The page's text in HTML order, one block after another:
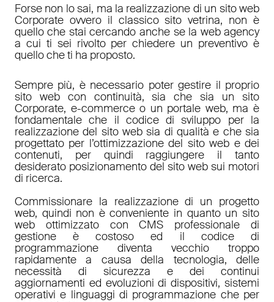
Forse non lo sai, ma la realizzazione di un sito web
Corporate ovvero il classico sito vetrina, non è
quello che stai cercando anche se la web agency
a cui ti sei rivolto per chiedere un preventivo è
quello che ti ha proposto.
Sempre più, è necessario poter gestire il proprio
sito web con continuità, sia che sia un sito
Corporate, e-commerce o un portale web, ma è
fondamentale che il codice di sviluppo per la
realizzazione del sito web sia di qualità e che sia
progettato per l’ottimizzazione del sito web e dei
contenuti, per quindi raggiungere il tanto
desiderato posizionamento del sito web sui motori
di ricerca.
Commissionare la realizzazione di un progetto
web, quindi non è conveniente in quanto un sito
web ottimizzato con CMS professionale di
gestione è costoso ed il codice di
programmazione diventa vecchio troppo
rapidamente a causa della tecnologia, delle
necessità di sicurezza e dei continui
aggiornamenti ed evoluzioni di dispositivi, sistemi
operativi e linguaggi di programmazione che per